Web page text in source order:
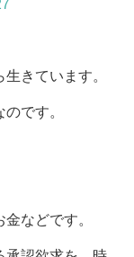
きています。
です。
などです。